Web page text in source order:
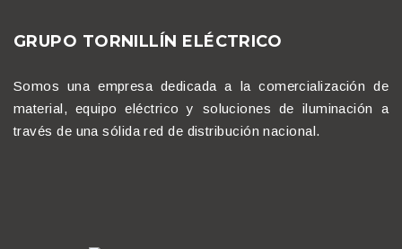
GRUPO TORNILLÍN ELÉCTRICO
Somos una empresa dedicada a la comercialización de
material, equipo eléctrico y soluciones de iluminación a
través de una sólida red de distribución nacional.